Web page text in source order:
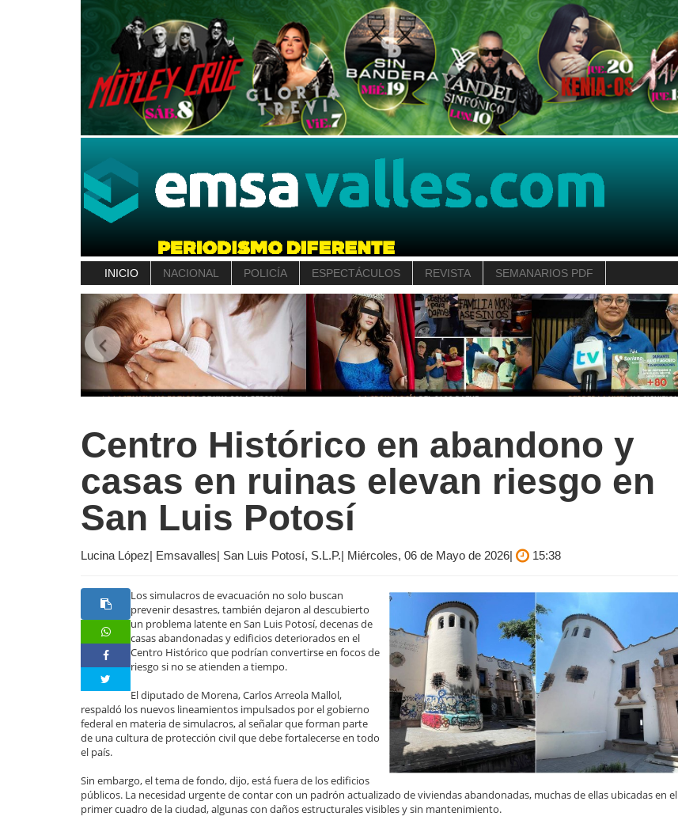
INICIO NACIONAL POLICÍA ESPECTÁCULOS REVISTA SEMANARIOS PDF
Centro Histórico en abandono y
casas en ruinas elevan riesgo en
San Luis Potosí
Lucina López| Emsavalles| San Luis Potosí, S.L.P.| Miércoles, 06 de Mayo de 2026| 15:38
Los simulacros de evacuación no solo buscan
prevenir desastres, también dejaron al descubierto
un problema latente en San Luis Potosí, decenas de
casas abandonadas y edificios deteriorados en el
Centro Histórico que podrían convertirse en focos de
riesgo si no se atienden a tiempo.
El diputado de Morena, Carlos Arreola Mallol,
respaldó los nuevos lineamientos impulsados por el gobierno
federal en materia de simulacros, al señalar que forman parte
de una cultura de protección civil que debe fortalecerse en todo
el país.
Sin embargo, el tema de fondo, dijo, está fuera de los edificios
públicos. La necesidad urgente de contar con un padrón actualizado de viviendas abandonadas, muchas de ellas ubicadas en el
primer cuadro de la ciudad, algunas con daños estructurales visibles y sin mantenimiento.